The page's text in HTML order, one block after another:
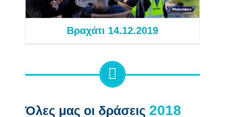
Βραχάτι 14.12.2019
Όλες μας οι δράσεις